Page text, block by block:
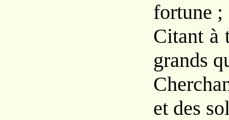
fortune ;
Citant à
grands
et des